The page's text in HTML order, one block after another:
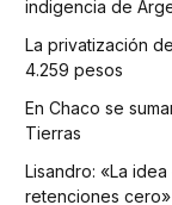
indigencia de
La privatización
4.259 pesos
En Chaco se
Tierras
Lisandro: «La
retenciones cero»